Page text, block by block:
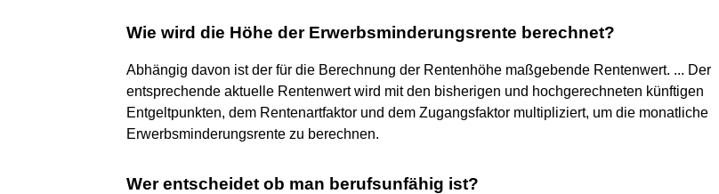
Wie wird die Höhe der Erwerbsminderungsrente berechnet?
Abhängig davon ist der für die Berechnung der Rentenhöhe maßgebende Rentenwert. ... Der
entsprechende aktuelle Rentenwert wird mit den bisherigen und hochgerechneten künftigen
Entgeltpunkten, dem Rentenartfaktor und dem Zugangsfaktor multipliziert, um die monatliche
Erwerbsminderungsrente zu berechnen.
Wer entscheidet ob man berufsunfähig ist?